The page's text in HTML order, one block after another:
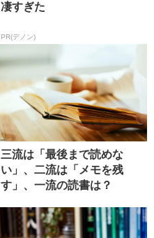
凄すぎた
PR(デノン)
三流は「最後まで読めな
い」、二流は「メモを残
す」、一流の読書は？